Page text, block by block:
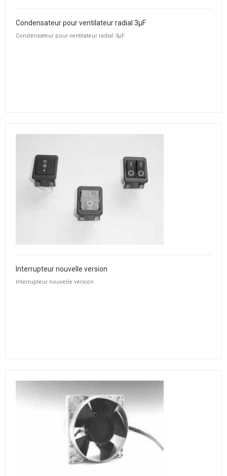
Condensateur pour ventilateur radial 3µF
Condensateur pour ventilateur radial 3µF
Interrupteur nouvelle version
Interrupteur nouvelle version